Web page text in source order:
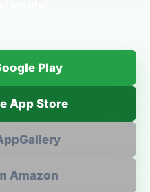
Play
App Store
Amazon